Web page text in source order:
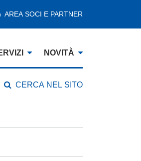
AREA SOCI E PARTNER
NOVITÀ
CERCA NEL SITO